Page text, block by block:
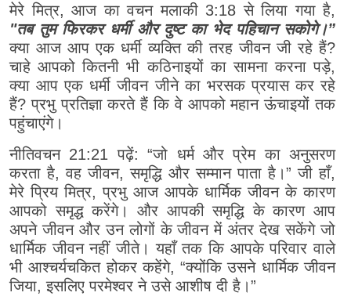
मेरे मित्र, आज का वचन मलाकी 3:18 से लिया गया है,
"तब तुम फिरकर धर्मी और दुष्ट का भेद पहिचान सकोगे।”
क्या आज आप एक धर्मी व्यक्ति की तरह जीवन जी रहे हैं?
चाहे आपको कितनी भी कठिनाइयों का सामना करना पड़े,
क्या आप एक धर्मी जीवन जीने का भरसक प्रयास कर रहे
हैं? प्रभु प्रतिज्ञा करते हैं कि वे आपको महान ऊंचाइयों तक
पहुंचाएंगे।
नीतिवचन 21:21 पढ़ें: “जो धर्म और प्रेम का अनुसरण
करता है, वह जीवन, समृद्धि और सम्मान पाता है।” जी हाँ,
मेरे प्रिय मित्र, प्रभु आज आपके धार्मिक जीवन के कारण
आपको समृद्ध करेंगे। और आपकी समृद्धि के कारण आप
अपने जीवन और उन लोगों के जीवन में अंतर देख सकेंगे जो
धार्मिक जीवन नहीं जीते। यहाँ तक कि आपके परिवार वाले
भी आश्चर्यचकित होकर कहेंगे, “क्योंकि उसने धार्मिक जीवन
जिया, इसलिए परमेश्वर ने उसे आशीष दी है।”